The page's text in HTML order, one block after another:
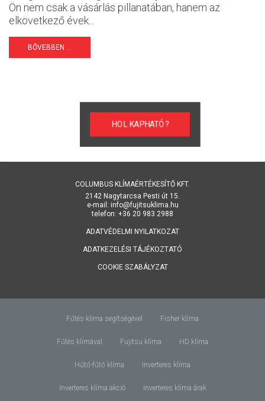
Ön nem csak a vásárlás pillanatában, hanem az
elkövetkező évek...
BŐVEBBEN ...
HOL KAPHATÓ?
COLUMBUS KLÍMAÉRTÉKESÍTŐ KFT.
2142 Nagytarcsa Pesti út 15.
e-mail: info@fujitsuklima.hu
telefon: +36 20 983 2988
ADATVÉDELMI NYILATKOZAT
ADATKEZELÉSI TÁJÉKOZTATÓ
COOKIE SZABÁLYZAT
Fűtés klíma segítségével Fisher klíma
Fűtés klímával Fujitsu klíma HD klíma
Hűtő-fűtő klíma Inverteres klíma
Inverteres klíma akció Inverteres klíma árak